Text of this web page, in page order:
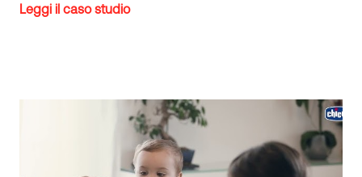
Leggi il caso studio